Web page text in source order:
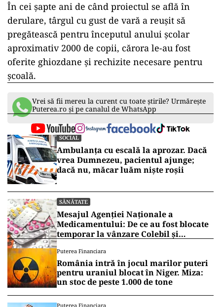
În cei șapte ani de când proiectul se află în
derulare, târgul cu gust de vară a reușit să
pregătească pentru începutul anului școlar
aproximativ 2000 de copii, cărora le-au fost
oferite ghiozdane și rechizite necesare pentru
şcoală.
Vrei să fii mereu la curent cu toate știrile? Urmărește
Puterea.ro și pe canalul de WhatsApp
SOCIAL
Ambulanța cu escală la aprozar. Dacă
vrea Dumnezeu, pacientul ajunge;
dacă nu, măcar luăm niște roșii
SĂNĂTATE
Mesajul Agenției Naționale a
Medicamentului: De ce au fost blocate
temporar la vânzare Colebil și
Puterea Financiara
România intră în jocul marilor puteri
pentru uraniul blocat în Niger. Miza:
un stoc de peste 1.000 de tone
Puterea Financiara